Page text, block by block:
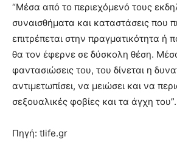
“Μέσα από το περιεχόμενό τους
συναισθήματα και καταστάσεις που
επιτρέπεται στην πραγματικότητα ή
θα τον έφερνε σε δύσκολη θέση.
φαντασιώσεις του, του δίνεται η
αντιμετωπίσει, να μειώσει και να
σεξουαλικές φοβίες και τα άγχη του”.
Πηγή: tlife.gr